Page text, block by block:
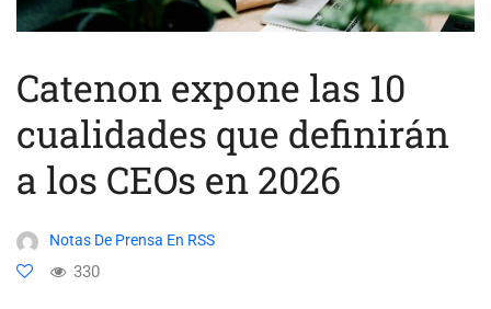
Catenon expone las 10
cualidades que definirán
a los CEOs en 2026
Notas De Prensa En RSS
330